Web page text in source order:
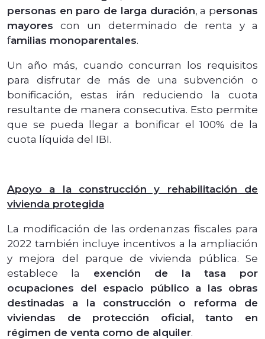
personas en paro de larga duración, a personas
mayores con un determinado de renta y a
familias monoparentales.
Un año más, cuando concurran los requisitos
para disfrutar de más de una subvención o
bonificación, estas irán reduciendo la cuota
resultante de manera consecutiva. Esto permite
que se pueda llegar a bonificar el 100% de la
cuota líquida del IBI.
Apoyo a la construcción y rehabilitación de
vivienda protegida
La modificación de las ordenanzas fiscales para
2022 también incluye incentivos a la ampliación
y mejora del parque de vivienda pública. Se
establece la exención de la tasa por
ocupaciones del espacio público a las obras
destinadas a la construcción o reforma de
viviendas de protección oficial, tanto en
régimen de venta como de alquiler.